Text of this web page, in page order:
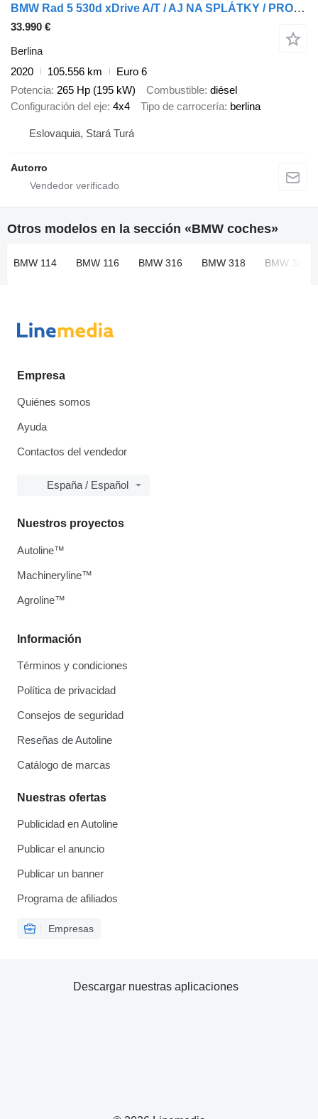
BMW Rad 5 530d xDrive A/T / AJ NA SPLÁTKY / PROTIÚČET /
33.990 €
Berlina
2020
105.556 km
Euro 6
Potencia 265 Hp (195 kW) Combustible diésel
Configuración del eje 4x4 Tipo de carrocería berlina
Eslovaquia, Stará Turá
Autorro
Otros modelos en la sección «BMW coches»
BMW 114 BMW 116 BMW 316 BMW 318 BMW 320
Empresa
Quiénes somos
Ayuda
Contactos del vendedor
España / Español
Información
Términos y condiciones
Política de privacidad
Consejos de seguridad
Reseñas de Autoline
Catálogo de marcas
Nuestras ofertas
Publicidad en Autoline
Publicar el anuncio
Publicar un banner
Programa de afiliados
Empresas
Nuestros proyectos
Autoline™
Machineryline™
Agroline™
Descargar nuestras aplicaciones